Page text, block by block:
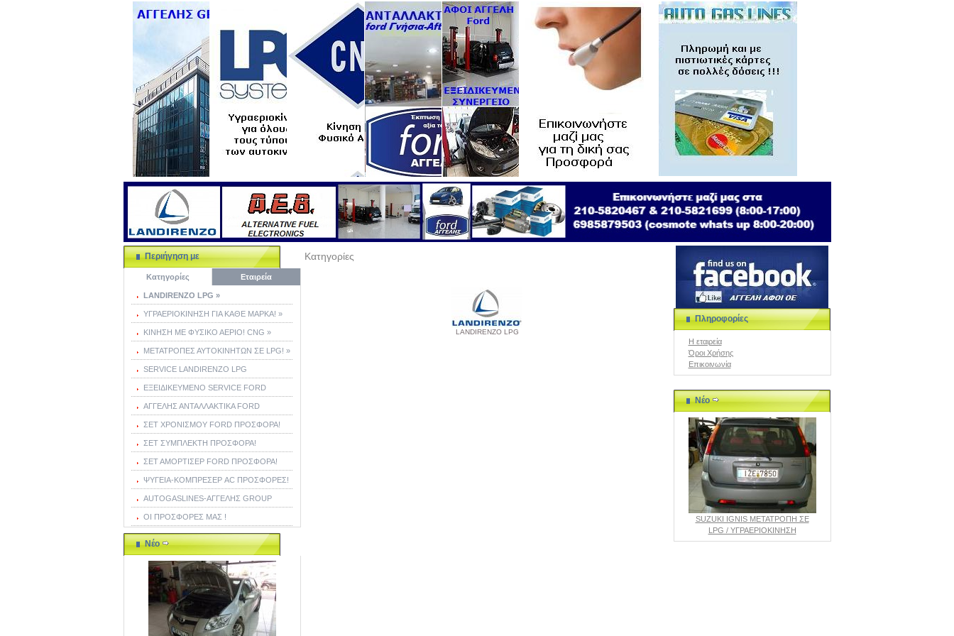
Περιήγηση με
Κατηγορίες Εταιρεία
LANDIRENZO LPG »
ΥΓΡΑΕΡΙΟΚΙΝΗΣΗ ΓΙΑ ΚΑΘΕ ΜΑΡΚΑ! »
ΚΙΝΗΣΗ ΜΕ ΦΥΣΙΚΟ ΑΕΡΙΟ! CNG »
ΜΕΤΑΤΡΟΠΕΣ ΑΥΤΟΚΙΝΗΤΩΝ ΣΕ LPG! »
SERVICE LANDIRENZO LPG
ΕΞΕΙΔΙΚΕΥΜΕΝΟ SERVICE FORD
ΑΓΓΕΛΗΣ ΑΝΤΑΛΛΑΚΤΙΚΑ FORD
ΣΕΤ ΧΡΟΝΙΣΜΟΥ FORD ΠΡΟΣΦΟΡΑ!
ΣΕΤ ΣΥΜΠΛΕΚΤΗ ΠΡΟΣΦΟΡΑ!
ΣΕΤ ΑΜΟΡΤΙΣΕΡ FORD ΠΡΟΣΦΟΡΑ!
ΨΥΓΕΙΑ-ΚΟΜΠΡΕΣΕΡ AC ΠΡΟΣΦΟΡΕΣ!
AUTOGASLINES-ΑΓΓΕΛΗΣ GROUP
ΟΙ ΠΡΟΣΦΟΡΕΣ ΜΑΣ !
Νέο
Κατηγορίες
LANDIRENZO LPG
Πληροφορίες
Η εταιρεία
Όροι Χρήσης
Επικοινωνία
Νέο
SUZUKI IGNIS ΜΕΤΑΤΡΟΠΗ ΣΕ
LPG / ΥΓΡΑΕΡΙΟΚΙΝΗΣΗ